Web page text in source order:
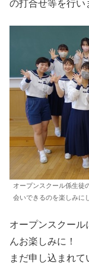
の打合せ等を行い
オープンスクール係生
会いできるのを楽しみに
オープンスクール
んお楽しみに！
まだ申し込まれて